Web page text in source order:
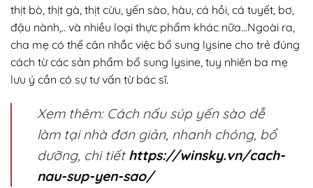
thịt bò, thịt gà, thịt cừu, yến sào, hàu, cá hồi, cá tuyết, bơ,
đậu nành,.. và nhiều loại thực phẩm khác nữa…Ngoài ra,
cha mẹ có thể cân nhắc việc bổ sung lysine cho trẻ đúng
cách từ các sản phẩm bổ sung lysine, tuy nhiên ba mẹ
lưu ý cần có sự tư vấn từ bác sĩ.
Xem thêm: Cách nấu súp yến sào dễ
làm tại nhà đơn giản, nhanh chóng, bổ
dưỡng, chi tiết https://winsky.vn/cach-
nau-sup-yen-sao/